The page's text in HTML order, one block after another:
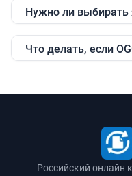
Нужно ли выбирать
Что делать, если
Российский онлайн